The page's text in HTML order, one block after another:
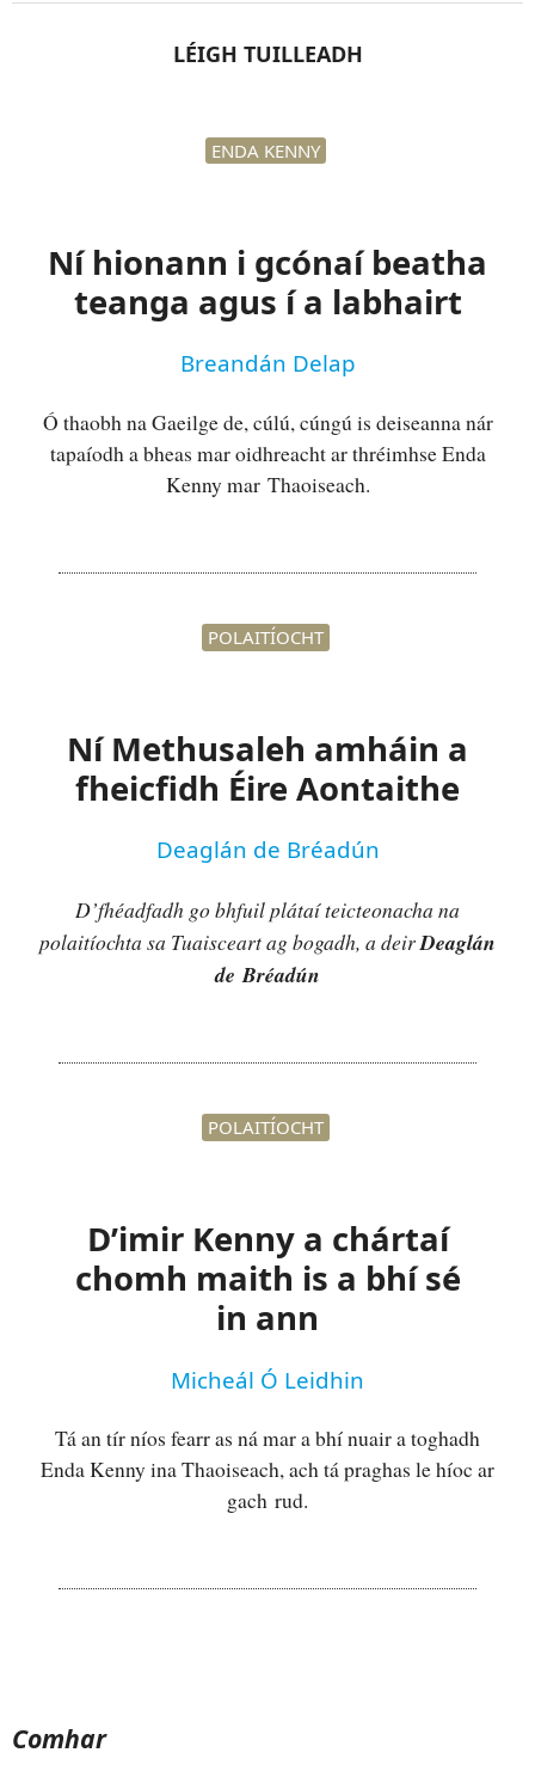
LÉIGH TUILLEADH
Ní hionann i gcónaí beatha
teanga agus í a labhairt
ENDA KENNY
Breandán Delap
Ó thaobh na Gaeilge de, cúlú, cúngú is deiseanna nár
tapaíodh a bheas mar oidhreacht ar thréimhse Enda
Kenny mar Thaoiseach.
Ní Methusaleh amháin a
fheicfidh Éire Aontaithe
POLAITÍOCHT
Deaglán de Bréadún
D’fhéadfadh go bhfuil plátaí teicteonacha na
polaitíochta sa Tuaisceart ag bogadh, a deirDeaglán
de Bréadún
D’imir Kenny a chártaí
chomh maith is a bhí sé
in ann
POLAITÍOCHT
Micheál Ó Leidhin
Tá an tír níos fearr as ná mar a bhí nuair a toghadh
Enda Kenny ina Thaoiseach, ach tá praghas le híoc ar
gach rud.
Comhar